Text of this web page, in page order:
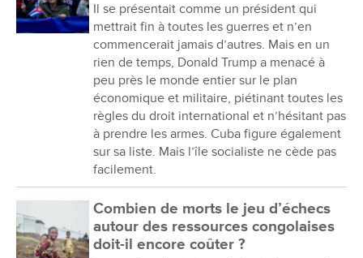
Il se présentait comme un président qui
mettrait fin à toutes les guerres et n’en
commencerait jamais d’autres. Mais en un
rien de temps, Donald Trump a menacé à
peu près le monde entier sur le plan
économique et militaire, piétinant toutes les
règles du droit international et n’hésitant pas
à prendre les armes. Cuba figure également
sur sa liste. Mais l’île socialiste ne cède pas
facilement.
Combien de morts le jeu d’échecs
autour des ressources congolaises
doit-il encore coûter ?